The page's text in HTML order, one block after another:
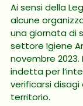
Ai sensi della
alcune
una giornata di
settore Igiene
novembre
indetta per
verificarsi
territorio.